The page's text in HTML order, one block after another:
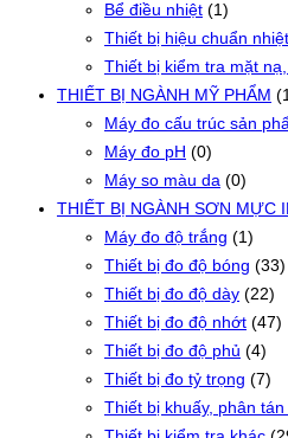
Bể điều nhiệt (1)
Thiết bị hiệu chuẩn
Thiết bị kiểm tra mặt
THIẾT BỊ NGÀNH MỸ PHẨM
Máy đo cấu trúc sản
Máy đo pH (0)
Máy so màu da (0)
THIẾT BỊ NGÀNH SƠN MỰC
Máy đo độ trắng (1)
Thiết bị đo độ bóng (33)
Thiết bị đo độ dày (22)
Thiết bị đo độ nhớt (47)
Thiết bị đo độ phủ (4)
Thiết bị đo tỷ trọng (7)
Thiết bị khuấy, phân tán